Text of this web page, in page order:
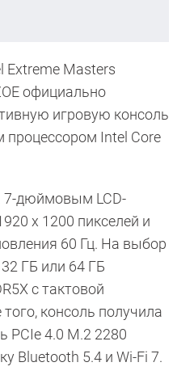
Extreme Masters
официально
игровую консоль
процессором Intel Core
7-дюймовым LCD-
x 1200 пикселей и
60 Гц. На выбор
ГБ или 64 ГБ
с тактовой
консоль получила
PCIe 4.0 M.2 2280
Bluetooth 5.4 и Wi-Fi 7.